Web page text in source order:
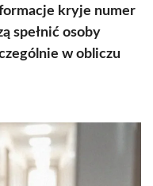
kryje numer
spełnić osoby
w obliczu